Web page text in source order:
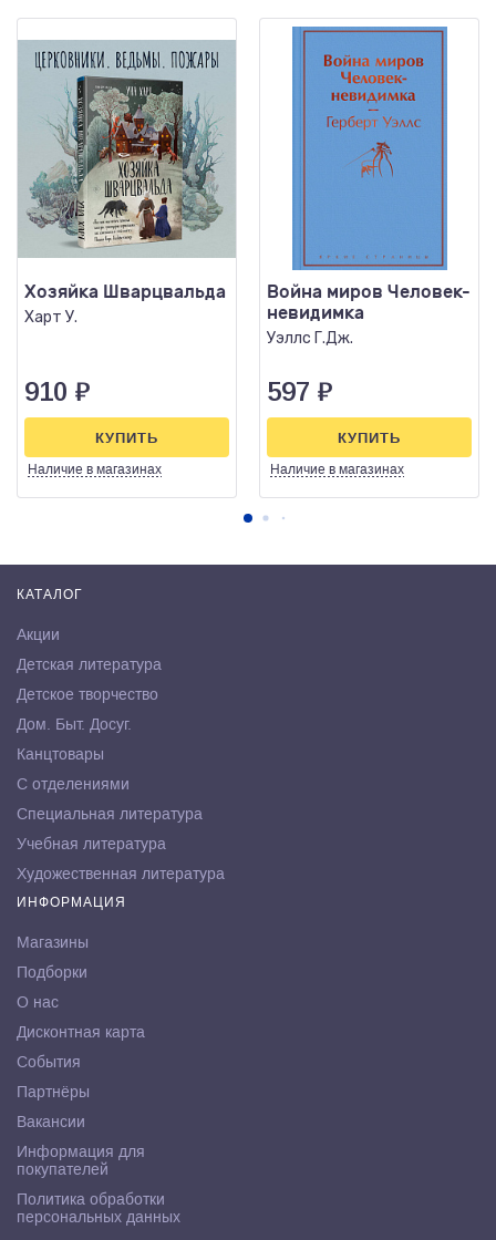
Хозяйка Шварцвальда
Харт У.
910 ₽
Наличие в магазинах
КУПИТЬ
Война миров Человек-
невидимка
Уэллс Г.Дж.
597 ₽
Наличие в магазинах
КУПИТЬ
КАТАЛОГ
Акции
Детская литература
Детское творчество
Дом. Быт. Досуг.
Канцтовары
С отделениями
Специальная литература
Учебная литература
Художественная литература
ИНФОРМАЦИЯ
Магазины
Подборки
О нас
Дисконтная карта
События
Партнёры
Вакансии
Информация для
покупателей
Политика обработки
персональных данных